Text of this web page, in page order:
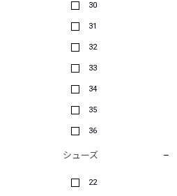
30
31
32
33
34
35
36
シューズ
22